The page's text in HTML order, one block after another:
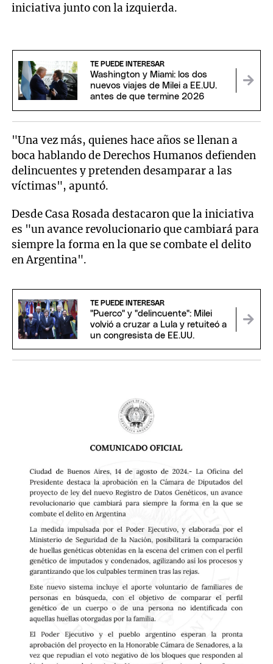
iniciativa junto con la izquierda.
TE PUEDE INTERESAR
Washington y Miami: los dos
nuevos viajes de Milei a EE.UU.
antes de que termine 2026
"Una vez más, quienes hace años se llenan a
boca hablando de Derechos Humanos defienden
delincuentes y pretenden desamparar a las
víctimas", apuntó.
Desde Casa Rosada destacaron que la iniciativa
es "un avance revolucionario que cambiará para
siempre la forma en la que se combate el delito
en Argentina".
TE PUEDE INTERESAR
"Puerco" y "delincuente": Milei
volvió a cruzar a Lula y retuiteó a
un congresista de EE.UU.